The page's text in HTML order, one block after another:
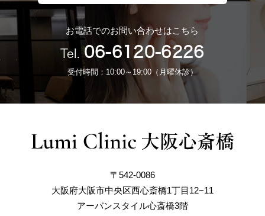
お電話でのお問い合わせはこちら
Tel. 06-6120-6226
受付時間：10:00～19:00（月曜休診）
〒542-0086
大阪府大阪市中央区西心斎橋1丁目12−11
アーバンスタイル心斎橋3階